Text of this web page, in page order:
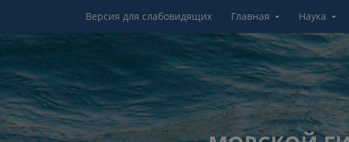
Версия для слабовидящих Главная Наука